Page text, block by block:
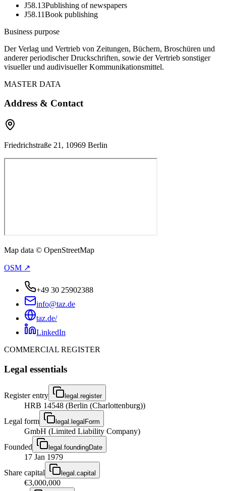
J58.13Publishing of newspapers
J58.11Book publishing
Business purpose
Der Verlag und Vertrieb von Zeitungen, Büchern, Broschüren und
anderer periodischer Druckschriften, sowie der Vertrieb sonstiger
visueller und audivisueller Kommunikationsmittel.
MASTER DATA
Address & Contact
Friedrichstraße 21, 10969 Berlin
Map data © OpenStreetMap
OSM ↗
+49 30 25902388
info@taz.de
taz.de/
LinkedIn
COMMERCIAL REGISTER
Legal essentials
Register entry legal.register
HRB 14548 (Berlin (Charlottenburg))
Legal form
legal.legalForm
GmbH (Limited Liability Company)
Founded
legal.foundingDate
17 Jan 1979
Share capital
legal.capital
€3,000,000